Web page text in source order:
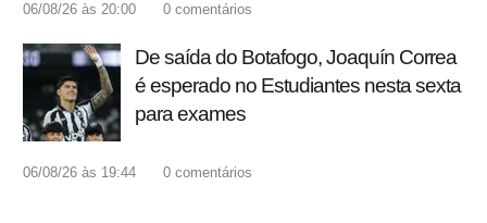
06/08/26 às 20:00 0 comentários
De saída do Botafogo, Joaquín Correa
é esperado no Estudiantes nesta sexta
para exames
06/08/26 às 19:44 0 comentários